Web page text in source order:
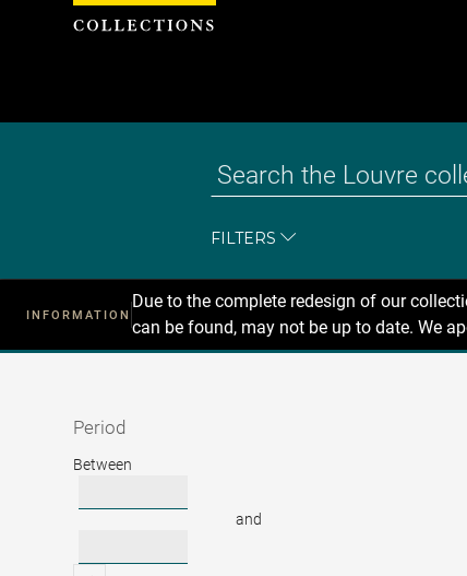
FILTERS
INFORMATION
Due to the complete redesign of our
can be found, may not be up to date. We
Recherche
Period
Period
Between
and
Cookies management panel